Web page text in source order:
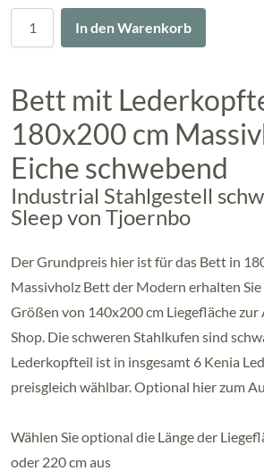
In den Warenkorb
Bett mit
180x200 cm
Eiche schwebend
Industrial Stahlgestell
Sleep von Tjoernbo
Der Grundpreis hier ist für das Bett in
Massivholz Bett der Modern erhalten
Größen von 140x200 cm Liegefläche zur
Shop. Die schweren Stahlkufen sind
Lederkopfteil ist in insgesamt 6 Kenia
preisgleich wählbar. Optional hier zum
Wählen Sie optional die Länge der
oder 220 cm aus